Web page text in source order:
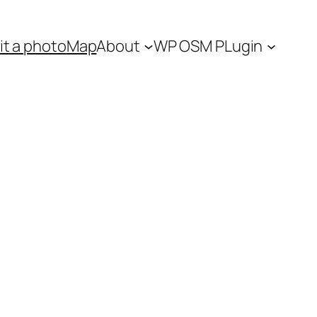
a photoMapAbout WP OSM PLugin